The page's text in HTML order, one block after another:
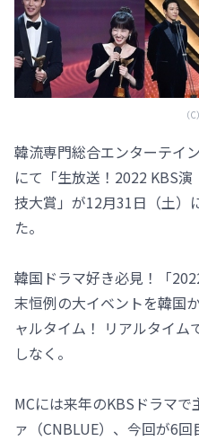
（
韓流専門総合エンターテイ
にて「生放送！2022 KBS演
技大賞」が12月31日（土）
た。
韓国ドラマ好き必見！「
末恒例の大イベントを韓国
ャルタイム！ リアルタイム
しなく。
MCには来年のKBSドラマ
ァ（CNBLUE）、今回が6